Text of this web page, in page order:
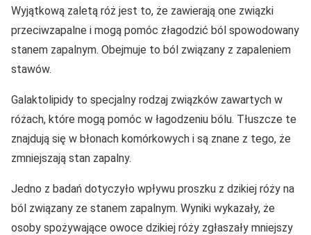
Wyjątkową zaletą róż jest to, że zawierają one związki
przeciwzapalne i mogą pomóc złagodzić ból spowodowany
stanem zapalnym. Obejmuje to ból związany z zapaleniem
stawów.
Galaktolipidy to specjalny rodzaj związków zawartych w
różach, które mogą pomóc w łagodzeniu bólu. Tłuszcze te
znajdują się w błonach komórkowych i są znane z tego, że
zmniejszają stan zapalny.
Jedno z badań dotyczyło wpływu proszku z dzikiej róży na
ból związany ze stanem zapalnym. Wyniki wykazały, że
osoby spożywające owoce dzikiej róży zgłaszały mniejszy